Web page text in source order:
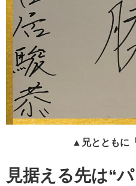
▲兄とともに
見据える先は“